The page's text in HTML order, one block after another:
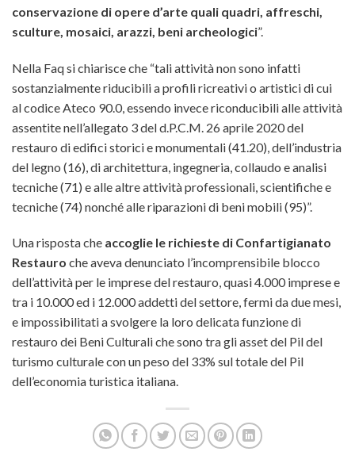
conservazione di opere d’arte quali quadri, affreschi,
sculture, mosaici, arazzi, beni archeologici”.
Nella Faq si chiarisce che “tali attività non sono infatti
sostanzialmente riducibili a profili ricreativi o artistici di cui
al codice Ateco 90.0, essendo invece riconducibili alle attività
assentite nell’allegato 3 del d.P.C.M. 26 aprile 2020 del
restauro di edifici storici e monumentali (41.20), dell’industria
del legno (16), di architettura, ingegneria, collaudo e analisi
tecniche (71) e alle altre attività professionali, scientifiche e
tecniche (74) nonché alle riparazioni di beni mobili (95)”.
Una risposta che accoglie le richieste di Confartigianato
Restauro che aveva denunciato l’incomprensibile blocco
dell’attività per le imprese del restauro, quasi 4.000 imprese e
tra i 10.000 ed i 12.000 addetti del settore, fermi da due mesi,
e impossibilitati a svolgere la loro delicata funzione di
restauro dei Beni Culturali che sono tra gli asset del Pil del
turismo culturale con un peso del 33% sul totale del Pil
dell’economia turistica italiana.